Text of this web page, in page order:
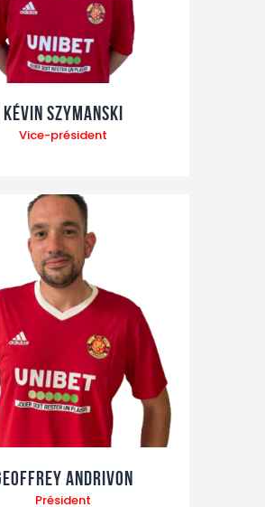
Kévin Szymanski
Vice-président
Andrivon
Président